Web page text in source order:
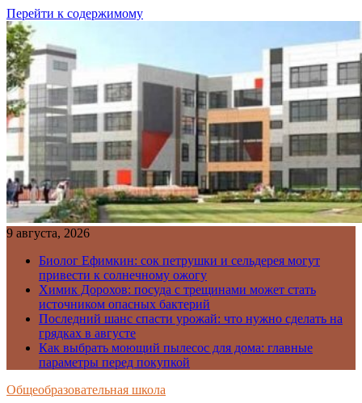
Перейти к содержимому
9 августа, 2026
Биолог Ефимкин: сок петрушки и сельдерея могут
привести к солнечному ожогу
Химик Дорохов: посуда с трещинами может стать
источником опасных бактерий
Последний шанс спасти урожай: что нужно сделать на
грядках в августе
Как выбрать моющий пылесос для дома: главные
параметры перед покупкой
Общеобразовательная школа